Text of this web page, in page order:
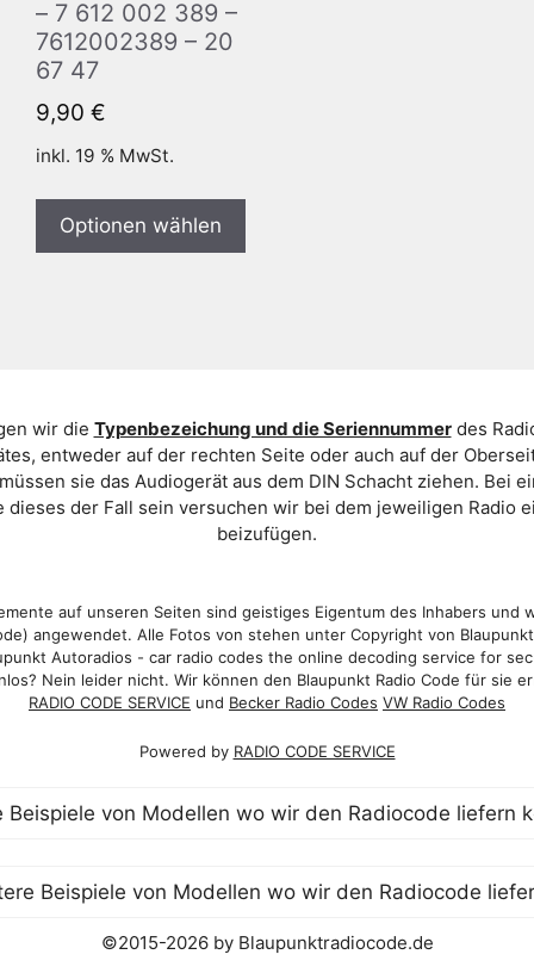
– 7 612 002 389 –
7612002389 – 20
67 47
9,90 €
inkl. 19 % MwSt.
Optionen wählen
wir die Typenbezeichung und die Seriennummerdes
entweder auf der rechten Seite oder auch auf der
sie das Audiogerät aus dem DIN Schacht ziehen. Bei
der Fall sein versuchen wir bei dem jeweiligen Radio
beizufügen.
auf unseren Seiten sind geistiges Eigentum des Inhabers und
angewendet. Alle Fotos von stehen unter Copyright von
Autoradios - car radio codes the online decoding service for
Nein leider nicht. Wir können den Blaupunkt Radio Code für sie
RADIO CODE SERVICE und Becker Radio Codes VW Radio Codes
Powered by RADIO CODE SERVICE
©2015-2026 by Blaupunktradiocode.de